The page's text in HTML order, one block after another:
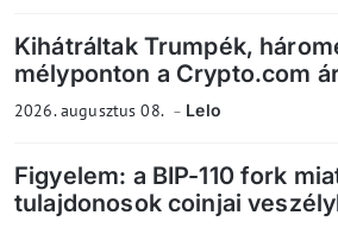
Kihátráltak Trumpék,
mélyponton a Crypto.com
2026. augusztus 08. Lelo
Figyelem: a BIP-110 fork
tulajdonosok coinjai